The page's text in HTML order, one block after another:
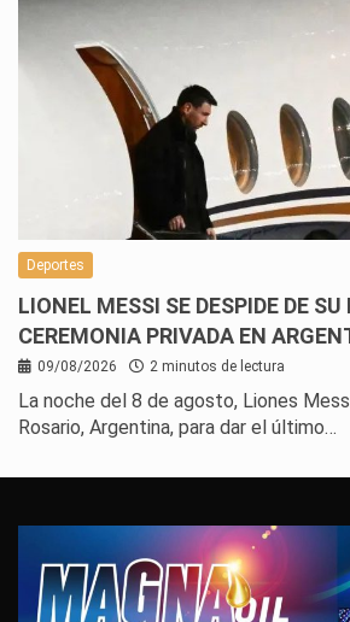
Deportes
LIONEL MESSI SE DESPIDE DE SU
CEREMONIA PRIVADA EN
09/08/2026 2 minutos de lectura
La noche del 8 de agosto, Liones
Rosario, Argentina, para dar el último…